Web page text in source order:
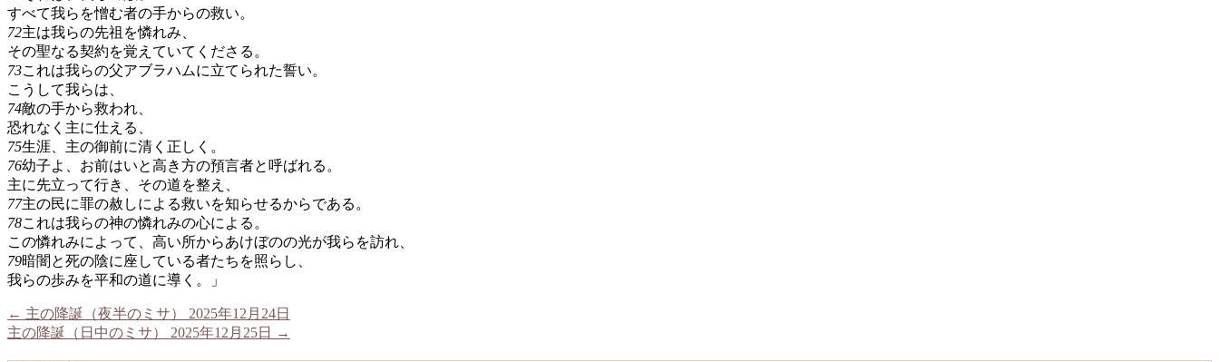
すべて我らを憎む者の手からの救い。
72主は我らの先祖を憐れみ、
その聖なる契約を覚えていてくださる。
73これは我らの父アブラハムに立てられた誓い。
こうして我らは、
74敵の手から救われ、
恐れなく主に仕える、
75生涯、主の御前に清く正しく。
76幼子よ、お前はいと高き方の預言者と呼ばれる。
主に先立って行き、その道を整え、
77主の民に罪の赦しによる救いを知らせるからである。
78これは我らの神の憐れみの心による。
この憐れみによって、高い所からあけぼのの光が我らを訪れ、
79暗闇と死の陰に座している者たちを照らし、
我らの歩みを平和の道に導く。」
← 主の降誕（夜半のミサ） 2025年12月24日
主の降誕（日中のミサ） 2025年12月25日
→